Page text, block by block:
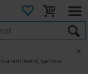
sortiment, samma
×